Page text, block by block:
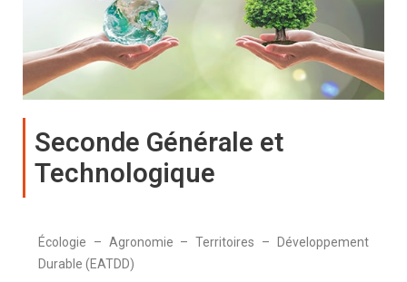
Seconde Générale et
Technologique
Écologie – Agronomie – Territoires – Développement
Durable (EATDD)